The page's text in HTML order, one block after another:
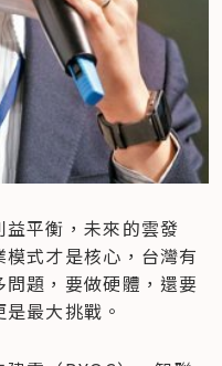
平衡，未來的雲發
式才是核心，台灣有
題，要做硬體，還要
最大挑戰。